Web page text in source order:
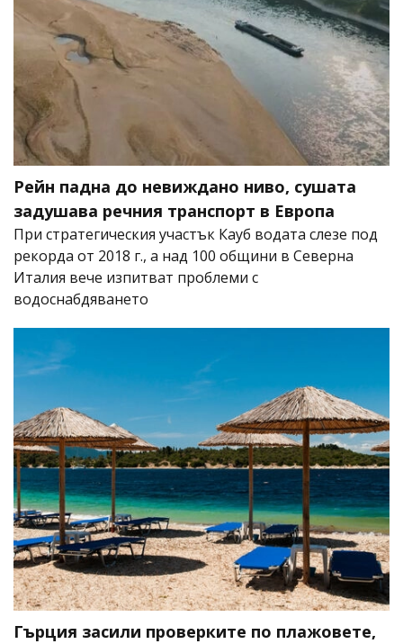
Рейн падна до невиждано ниво, сушата
задушава речния транспорт в Европа
При стратегическия участък Кауб водата слезе под
рекорда от 2018 г., а над 100 общини в Северна
Италия вече изпитват проблеми с
водоснабдяването
Гърция засили проверките по плажовете,